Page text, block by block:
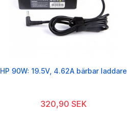
HP 90W: 19.5V, 4.62A bärbar laddare
320,90 SEK